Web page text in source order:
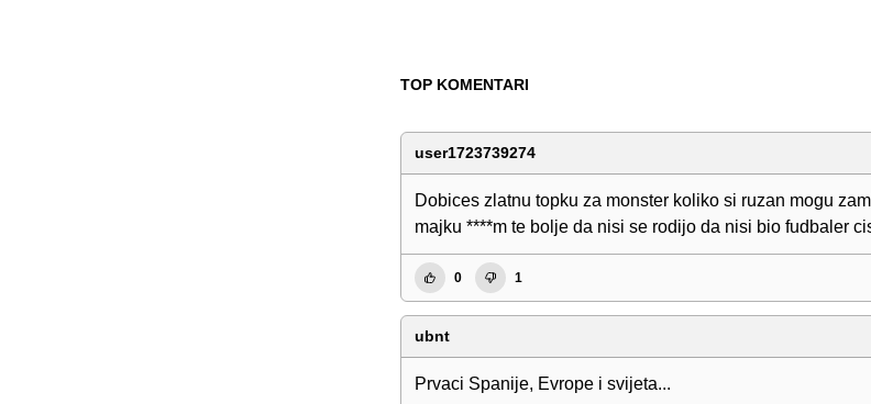
TOP KOMENTARI
user1723739274
Dobices zlatnu topku za monster koliko si ruzan mogu
majku ****m te bolje da nisi se rodijo da nisi bio fudbaler
0 1
ubnt
Prvaci Spanije, Evrope i svijeta...